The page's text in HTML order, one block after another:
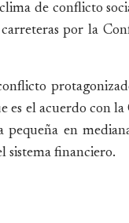
de conflicto
por la
es el acuerdo con
en
sistema financiero.